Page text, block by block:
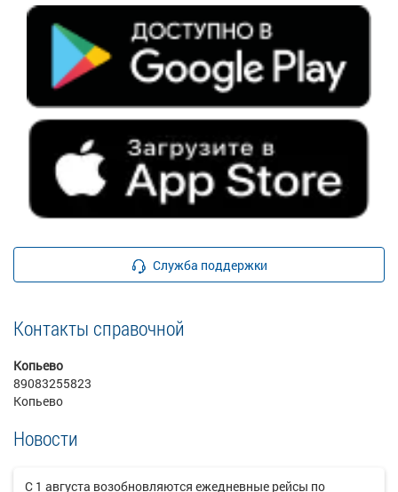
Служба поддержки
Контакты справочной
Копьево
89083255823
Копьево
Новости
С 1 августа возобновляются ежедневные рейсы по